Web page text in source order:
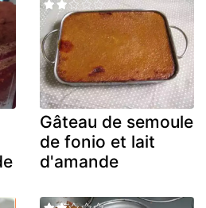
Gâteau de semoule
de fonio et lait
d'amande